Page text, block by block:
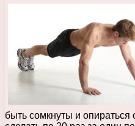
быть сомкнуты и